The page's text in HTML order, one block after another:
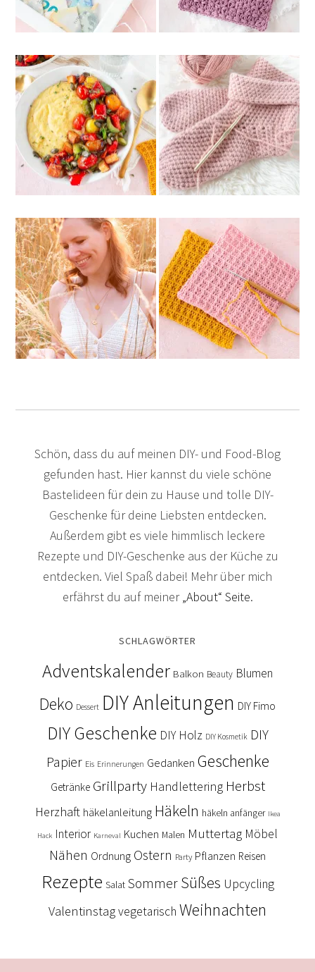
Schön, dass du auf meinen DIY- und Food-Blog
gefunden hast. Hier kannst du viele schöne
Bastelideen für dein zu Hause und tolle DIY-
Geschenke für deine Liebsten entdecken.
Außerdem gibt es viele himmlisch leckere
Rezepte und DIY-Geschenke aus der Küche zu
entdecken. Viel Spaß dabei! Mehr über mich
erfährst du auf meiner„About“ Seite.
SCHLAGWÖRTER
Adventskalender Balkon Beauty Blumen
Deko Dessert DIY Anleitungen DIY Fimo
DIY Geschenke DIY Holz DIY Kosmetik DIY
Papier Eis Erinnerungen Gedanken Geschenke
Getränke Grillparty Handlettering Herbst
Herzhaft häkelanleitung Häkeln häkeln anfänger Ikea
Hack Interior Karneval Kuchen Malen Muttertag Möbel
Nähen Ordnung Ostern Party Pflanzen Reisen
Rezepte Salat Sommer Süßes Upcycling
Valentinstagvegetarisch Weihnachten